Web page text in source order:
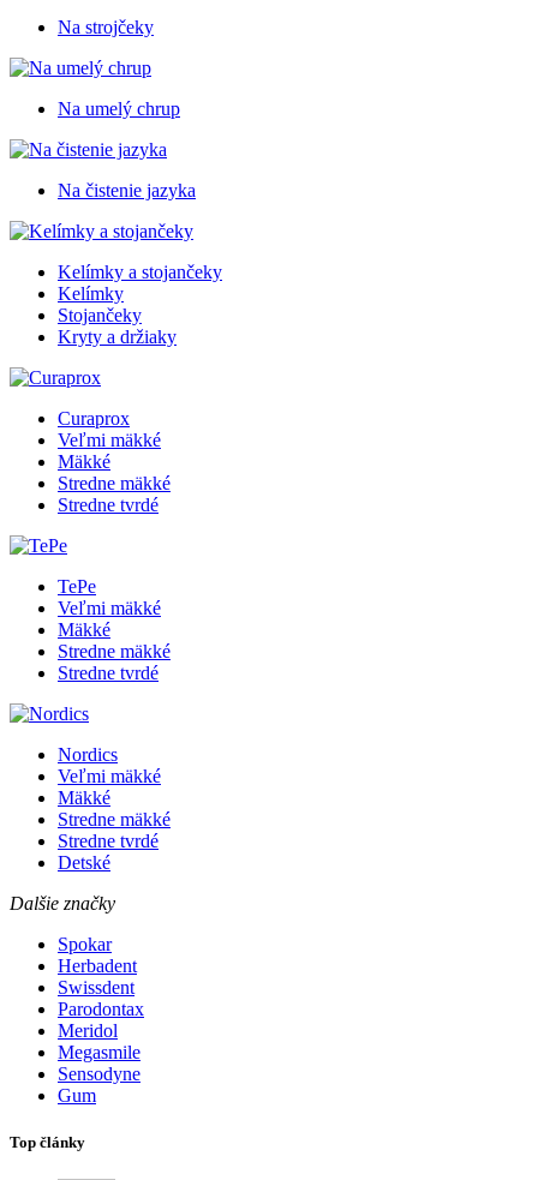
Na strojčeky
Na umelý chrup
Na čistenie jazyka
Kelímky a stojančeky
Kelímky
Stojančeky
Kryty a držiaky
Curaprox
Veľmi mäkké
Mäkké
Stredne mäkké
Stredne tvrdé
TePe
Veľmi mäkké
Mäkké
Stredne mäkké
Stredne tvrdé
Nordics
Veľmi mäkké
Mäkké
Stredne mäkké
Stredne tvrdé
Detské
Dalšie značky
Spokar
Herbadent
Swissdent
Parodontax
Meridol
Megasmile
Sensodyne
Gum
Top články